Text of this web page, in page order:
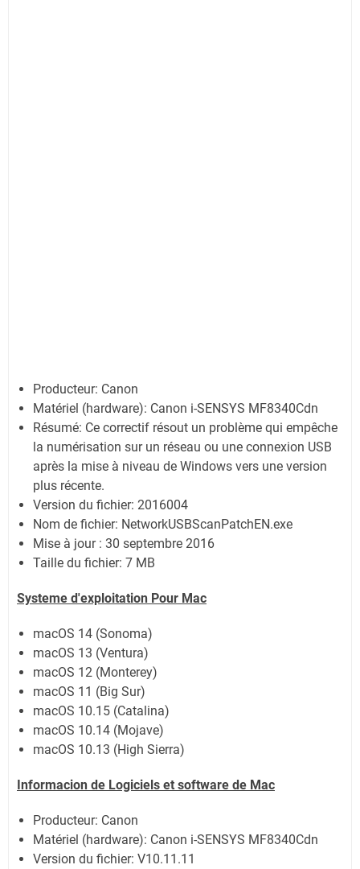
Producteur: Canon
Matériel (hardware): Canon i-SENSYS MF8340Cdn
Résumé: Ce correctif résout un problème qui empêche
la numérisation sur un réseau ou une connexion USB
après la mise à niveau de Windows vers une version
plus récente.
Version du fichier: 2016004
Nom de fichier: NetworkUSBScanPatchEN.exe
Mise à jour : 30 septembre 2016
Taille du fichier: 7 MB
Systeme d'exploitation Pour Mac
macOS 14 (Sonoma)
macOS 13 (Ventura)
macOS 12 (Monterey)
macOS 11 (Big Sur)
macOS 10.15 (Catalina)
macOS 10.14 (Mojave)
macOS 10.13 (High Sierra)
Informacion de Logiciels et software de Mac
Producteur: Canon
Matériel (hardware): Canon i-SENSYS MF8340Cdn
Version du fichier: V10.11.11